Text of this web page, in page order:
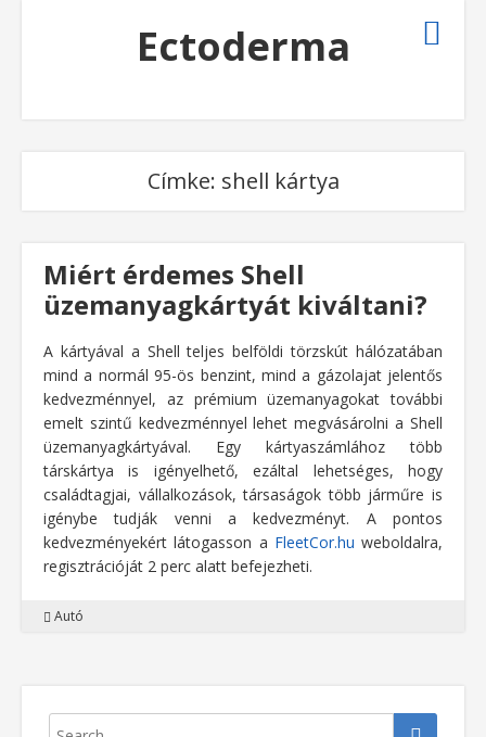
Ectoderma
Címke: shell kártya
Miért érdemes Shell
üzemanyagkártyát kiváltani?
A kártyával a Shell teljes belföldi törzskút hálózatában
mind a normál 95-ös benzint, mind a gázolajat jelentős
kedvezménnyel, az prémium üzemanyagokat további
emelt szintű kedvezménnyel lehet megvásárolni a Shell
üzemanyagkártyával. Egy kártyaszámlához több
társkártya is igényelhető, ezáltal lehetséges, hogy
családtagjai, vállalkozások, társaságok több járműre is
igénybe tudják venni a kedvezményt. A pontos
kedvezményekért látogasson a FleetCor.hu weboldalra,
regisztrációját 2 perc alatt befejezheti.
Autó